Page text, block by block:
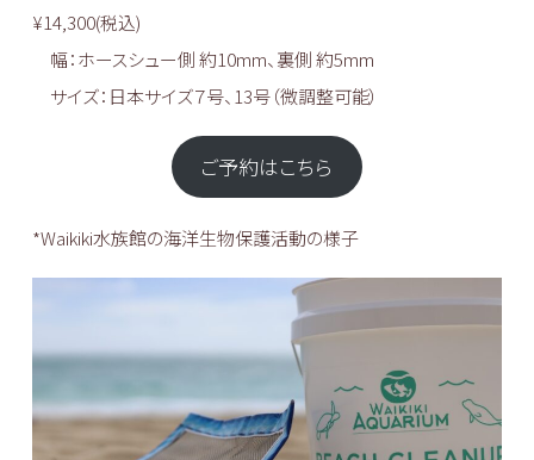
¥14,300(税込)
幅：ホースシュー側 約10mm、裏側 約5mm
サイズ：日本サイズ７号、13号（微調整可能）
ご予約はこちら
*Waikiki水族館の海洋生物保護活動の様子